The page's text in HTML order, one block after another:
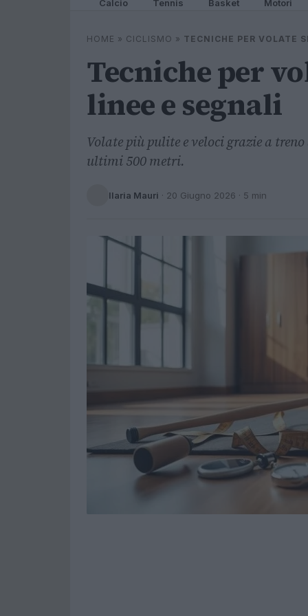
Calcio Tennis Basket Motori
HOME » CICLISMO » TECNICHE PER VOLATE
Tecniche per
linee e segnali
Volate più pulite e veloci grazie a
ultimi 500 metri.
Ilaria Mauri · 20 Giugno 2026 · 5 min